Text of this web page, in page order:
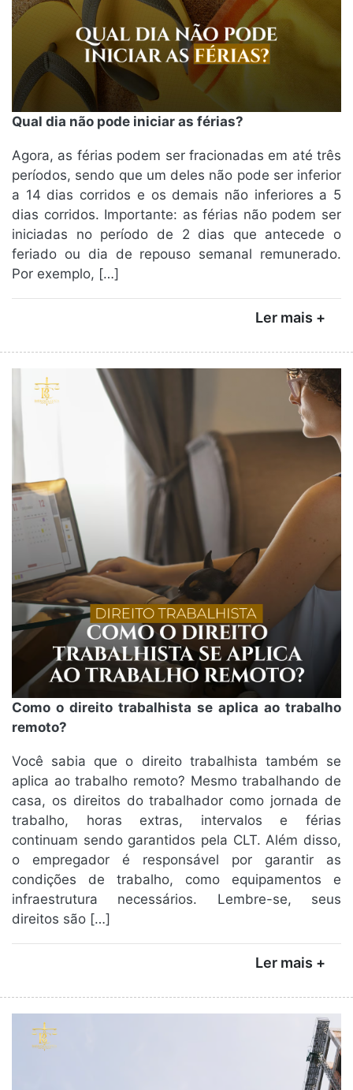
Qual dia não pode iniciar as férias?
Agora, as férias podem ser fracionadas em até três
períodos, sendo que um deles não pode ser inferior
a 14 dias corridos e os demais não inferiores a 5
dias corridos. Importante: as férias não podem ser
iniciadas no período de 2 dias que antecede o
feriado ou dia de repouso semanal remunerado.
Por exemplo, […]
Ler mais +
Como o direito trabalhista se aplica ao trabalho
remoto?
Você sabia que o direito trabalhista também se
aplica ao trabalho remoto? Mesmo trabalhando de
casa, os direitos do trabalhador como jornada de
trabalho, horas extras, intervalos e férias
continuam sendo garantidos pela CLT. Além disso,
o empregador é responsável por garantir as
condições de trabalho, como equipamentos e
infraestrutura necessários. Lembre-se, seus
direitos são […]
Ler mais +